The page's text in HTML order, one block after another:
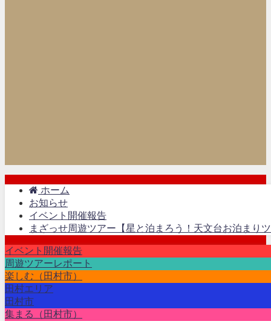
ホーム
お知らせ
イベント開催報告
まざっせ周遊ツアー【星と泊まろう！天文台お泊まり
イベント開催報告
周遊ツアーレポート
楽しむ（田村市）
田村エリア
田村市
集まる（田村市）